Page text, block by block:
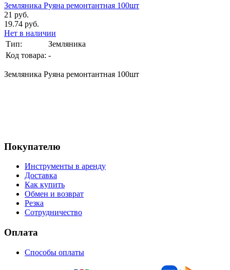
Земляника Руяна ремонтантная 100шт
21 руб.
19.74 руб.
Нет в наличии
Тип:
Земляника
Код товара: -
Земляника Руяна ремонтантная 100шт
Покупателю
Инструменты в аренду
Доставка
Как купить
Обмен и возврат
Резка
Сотрудничество
Оплата
Способы оплаты